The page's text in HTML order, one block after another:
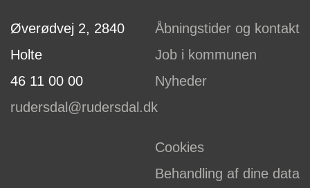
Øverødvej 2, 2840
Holte
46 11 00 00
rudersdal@rudersdal.dk
Åbningstider og kontakt
Job i kommunen
Nyheder
Cookies
Behandling af dine data